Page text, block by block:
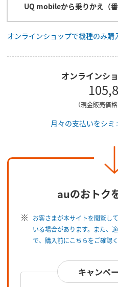
UQ mobileから乗りかえ（番
オンラインショップで機種のみ購
オンラインシ
（現金販売価
月々の支払いをシミ
auのおトク
お客さまが本サイトを閲覧し
いる場合があります。また、
で、購入前にこちらをご確認く
キャンペ